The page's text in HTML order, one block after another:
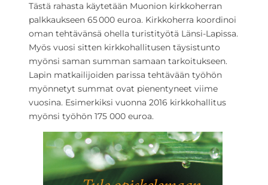
Tästä rahasta käytetään Muonion kirkkoherran
palkkaukseen 65 000 euroa. Kirkkoherra koordinoi
oman tehtävänsä ohella turistityötä Länsi-Lapissa.
Myös vuosi sitten kirkkohallitusen täysistunto
myönsi saman summan samaan tarkoitukseen.
Lapin matkailijoiden parissa tehtävään työhön
myönnetyt summat ovat pienentyneet viime
vuosina. Esimerkiksi vuonna 2016 kirkkohallitus
myönsi työhön 175 000 euroa.